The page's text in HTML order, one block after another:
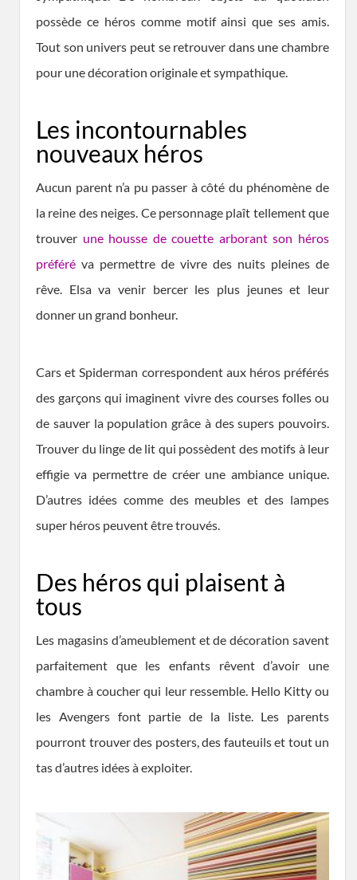
possède ce héros comme motif ainsi que ses amis.
Tout son univers peut se retrouver dans une chambre
pour une décoration originale et sympathique.
Les incontournables
nouveaux héros
Aucun parent n’a pu passer à côté du phénomène de
la reine des neiges. Ce personnage plaît tellement que
trouver une housse de couette arborant son héros
préféré va permettre de vivre des nuits pleines de
rêve. Elsa va venir bercer les plus jeunes et leur
donner un grand bonheur.
Cars et Spiderman correspondent aux héros préférés
des garçons qui imaginent vivre des courses folles ou
de sauver la population grâce à des supers pouvoirs.
Trouver du linge de lit qui possèdent des motifs à leur
effigie va permettre de créer une ambiance unique.
D’autres idées comme des meubles et des lampes
super héros peuvent être trouvés.
Des héros qui plaisent à
tous
Les magasins d’ameublement et de décoration savent
parfaitement que les enfants rêvent d’avoir une
chambre à coucher qui leur ressemble. Hello Kitty ou
les Avengers font partie de la liste. Les parents
pourront trouver des posters, des fauteuils et tout un
tas d’autres idées à exploiter.